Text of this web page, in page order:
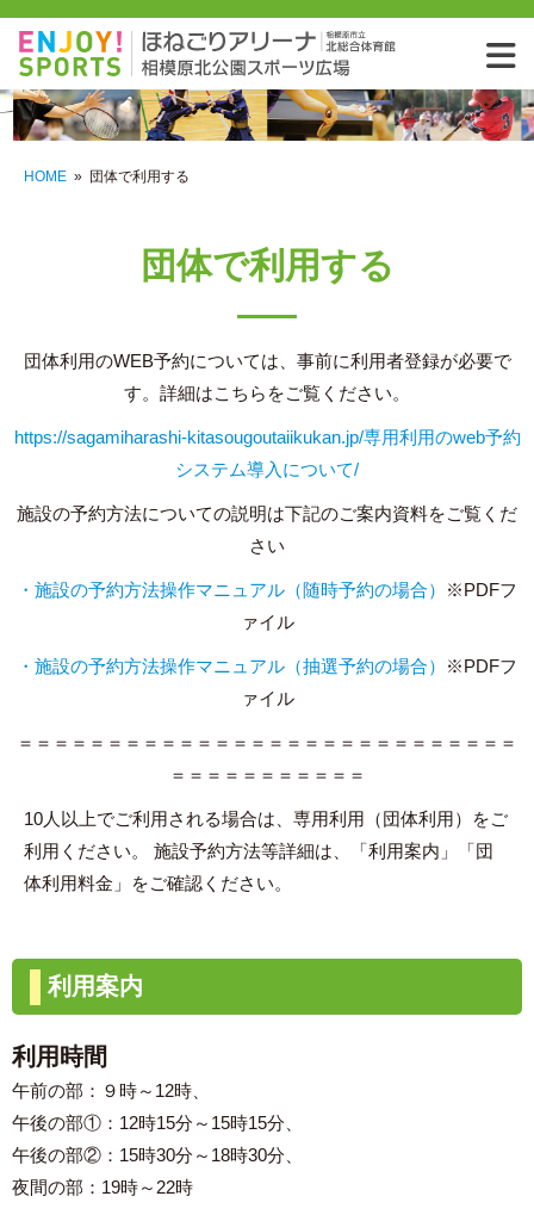
HOME » 団体で利用する
団体で利用する
団体利用のWEB予約については、事前に利用者登録が必要で
す。詳細はこちらをご覧ください。
https://sagamiharashi-kitasougoutaiikukan.jp/専用利用のweb予約
システム導入について/
施設の予約方法についての説明は下記のご案内資料をご覧くだ
さい
・施設の予約方法操作マニュアル（随時予約の場合）
※PDFフ
ァイル
・施設の予約方法操作マニュアル（抽選予約の場合）
※PDFフ
ァイル
＝＝＝＝＝＝＝＝＝＝＝＝＝＝＝＝＝＝＝＝＝＝＝＝＝＝＝＝
＝＝＝＝＝＝＝＝＝＝＝
10人以上でご利用される場合は、専用利用（団体利用）をご
利用ください。
施設予約方法等詳細は、「利用案内」「団
体利用料金」をご確認ください。
利用案内
利用時間
午前の部：９時～12時、
午後の部①：12時15分～15時15分、
午後の部②：15時30分～18時30分、
夜間の部：19時～22時